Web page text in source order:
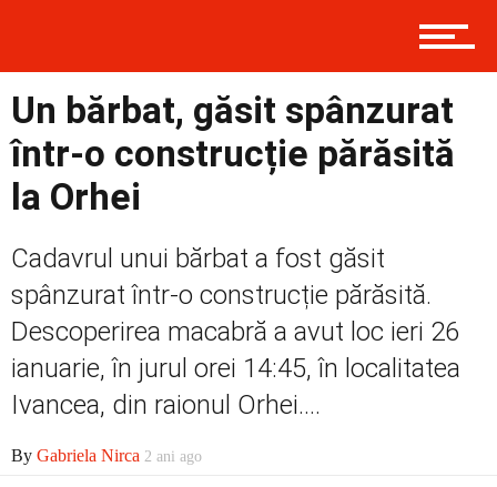
Prima
Politică
Social
Un bărbat, găsit spânzurat
într-o construcție părăsită
la Orhei
Cadavrul unui bărbat a fost găsit
spânzurat într-o construcție părăsită.
Descoperirea macabră a avut loc ieri 26
ianuarie, în jurul orei 14:45, în localitatea
Ivancea, din raionul Orhei....
By Gabriela Nirca 2 ani ago